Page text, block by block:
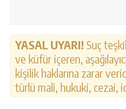
YASAL UYARI! Suç
ve küfür içeren,
kişilik haklarına zarar
türlü mali, hukuki, cezai,